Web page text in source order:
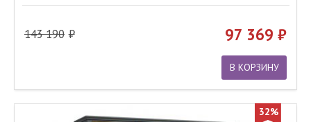
143 190 97 369
В КОРЗИНУ
32%